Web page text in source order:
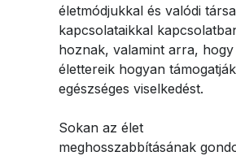
életmódjukkal és valódi
kapcsolataikkal
hoznak, valamint arra, hogy
élettereik hogyan
egészséges viselkedést.
Sokan az élet
meghosszabbításának